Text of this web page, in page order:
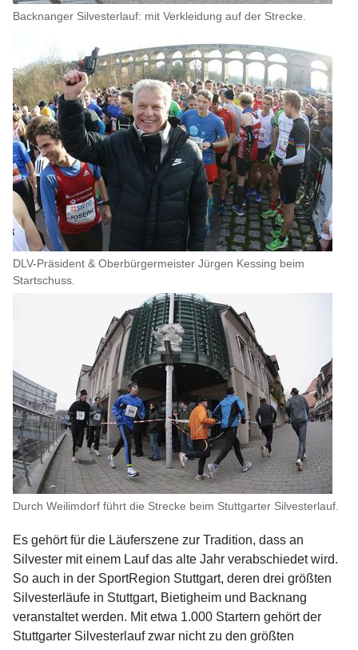
Backnanger Silvesterlauf: mit Verkleidung auf der Strecke.
DLV-Präsident & Oberbürgermeister Jürgen Kessing beim
Startschuss.
Durch Weilimdorf führt die Strecke beim Stuttgarter Silvesterlauf.
Es gehört für die Läuferszene zur Tradition, dass an
Silvester mit einem Lauf das alte Jahr verabschiedet wird.
So auch in der SportRegion Stuttgart, deren drei größten
Silvesterläufe in Stuttgart, Bietigheim und Backnang
veranstaltet werden. Mit etwa 1.000 Startern gehört der
Stuttgarter Silvesterlauf zwar nicht zu den größten